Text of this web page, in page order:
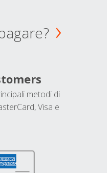
metodi di
Visa e